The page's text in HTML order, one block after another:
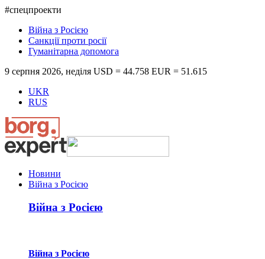
#спецпроекти
Війна з Росією
Санкції проти росії
Гуманітарна допомога
9 серпня 2026, неділя USD = 44.758 EUR = 51.615
UKR
RUS
Новини
Війна з Росією
Війна з Росією
Війна з Росією